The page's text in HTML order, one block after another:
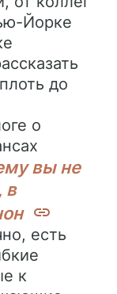
Йорке
до
о
вы не
в
есть
к